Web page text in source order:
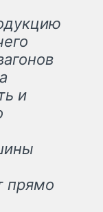
и
прямо